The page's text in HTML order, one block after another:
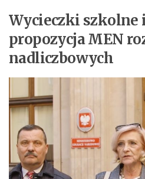
Wycieczki szkolne
propozycja MEN
nadliczbowych